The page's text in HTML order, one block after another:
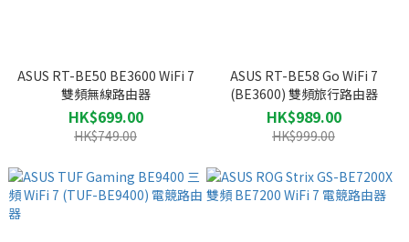
ASUS RT-BE50 BE3600 WiFi 7
雙頻無線路由器
HK$699.00
HK$749.00
ASUS RT-BE58 Go WiFi 7
(BE3600) 雙頻旅行路由器
HK$989.00
HK$999.00